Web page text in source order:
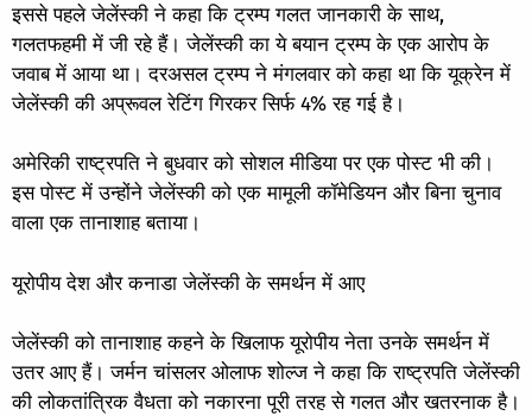
इससे पहले जेलेंस्की ने कहा कि ट्रम्प गलत जानकारी के साथ,
गलतफहमी में जी रहे हैं। जेलेंस्की का ये बयान ट्रम्प के एक आरोप के
जवाब में आया था। दरअसल ट्रम्प ने मंगलवार को कहा था कि ​​​​​​यूक्रेन में ​
जेलेंस्की की अप्रूवल रेटिंग गिरकर सिर्फ 4% रह गई है।
अमेरिकी राष्ट्रपति ने बुधवार को सोशल मीडिया पर एक पोस्ट भी की।
इस पोस्ट में उन्होंने जेलेंस्की को एक मामूली कॉमेडियन और बिना चुनाव
वाला एक तानाशाह बताया।
यूरोपीय देश और कनाडा जेलेंस्की के समर्थन में आए
जेलेंस्की को तानाशाह कहने के खिलाफ यूरोपीय नेता उनके समर्थन में
उतर आए हैं। जर्मन चांसलर ओलाफ शोल्ज ने कहा कि राष्ट्रपति जेलेंस्की
की लोकतांत्रिक वैधता को नकारना पूरी तरह से गलत और खतरनाक है।